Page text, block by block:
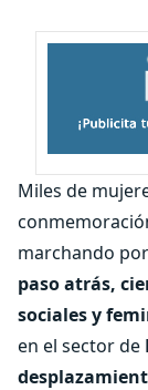
Miles de
marchando
paso atrás,
sociales y
en el sector de